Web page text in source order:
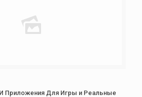
Приложения Для Игры и Реальные